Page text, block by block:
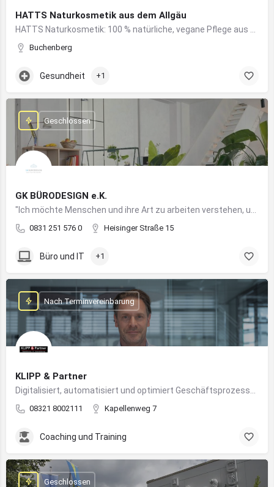
HATTS Naturkosmetik aus dem Allgäu
Buchenberg
Gesundheit +1
GK BÜRODESIGN e.K.
0831 251 576 0 Heisinger Straße 15
Geschlossen
Büro und IT +1
KLIPP & Partner
08321 8002111 Kapellenweg 7
Nach Terminvereinbarung
Coaching und Training
Geschlossen